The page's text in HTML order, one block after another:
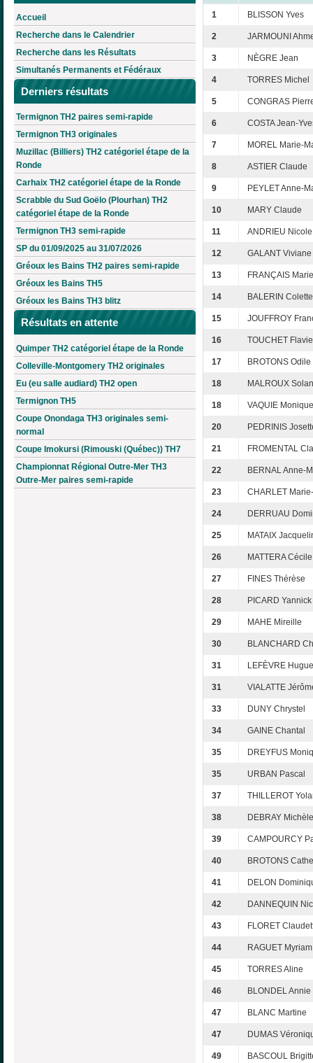
Accueil
Recherche dans le Calendrier
Recherche dans les Résultats
Simultanés Permanents et Fédéraux
Derniers résultats
Termignon TH2 paires semi-rapide
Termignon TH3 originales
Muzillac (Billiers) TH2 catégoriel étape de la
Ronde
Carhaix TH2 catégoriel étape de la Ronde
Scrabble du Sud Goëlo (Plourhan) TH2
catégoriel étape de la Ronde
Termignon TH3 semi-rapide
SP du 01/09/2025 au 31/07/2026
Gréoux les Bains TH2 paires semi-rapide
Gréoux les Bains TH5
Gréoux les Bains TH3 blitz
Résultats en attente
Quimper TH2 catégoriel étape de la Ronde
Colleville-Montgomery TH2 originales
Eu (eu salle audiard) TH2 open
Termignon TH5
Coupe Onondaga TH3 originales semi-
normal
Coupe Imokursi (Rimouski (Québec)) TH7
Championnat Régional Outre-Mer TH3
Outre-Mer paires semi-rapide
1 BLISSON Yves
2 JARMOUNI
3 NÈGRE Jean
4 TORRES Michel
5 CONGRAS
6 COSTA Jean-
7 MOREL Marie-
8 ASTIER Claude
9 PEYLET Anne-
10 MARY Claude
11 ANDRIEU Nicole
12 GALANT Viviane
13 FRANÇAIS
14 BALERIN Colette
15 JOUFFROY
16 TOUCHET Flavie
17 BROTONS Odile
18 MALROUX
18 VAQUIE Monique
20 PEDRINIS
21 FROMENTAL
22 BERNAL Anne-
23 CHARLET
24 DERRUAU
25 MATAIX
26 MATTERA Cécile
27 FINES Thérèse
28 PICARD Yannick
29 MAHE Mireille
30 BLANCHARD
31 LEFÈVRE
31 VIALATTE
33 DUNY Chrystel
34 GAINE Chantal
35 DREYFUS
35 URBAN Pascal
37 THILLEROT
38 DEBRAY Michèle
39 CAMPOURCY
40 BROTONS
41 DELON
42 DANNEQUIN
43 FLORET
44 RAGUET Myriam
45 TORRES Aline
46 BLONDEL Annie
47 BLANC Martine
47 DUMAS
49 BASCOUL